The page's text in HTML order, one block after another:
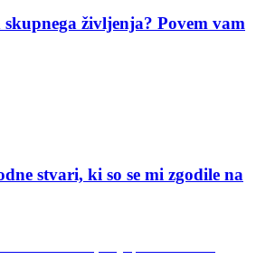
življenja? Povem vam
stvari, ki so se mi zgodile na